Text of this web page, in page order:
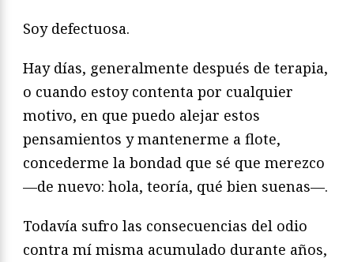
Soy defectuosa.
Hay días, generalmente después de terapia,
o cuando estoy contenta por cualquier
motivo, en que puedo alejar estos
pensamientos y mantenerme a flote,
concederme la bondad que sé que merezco
—de nuevo: hola, teoría, qué bien suenas—.
Todavía sufro las consecuencias del odio
contra mí misma acumulado durante años,